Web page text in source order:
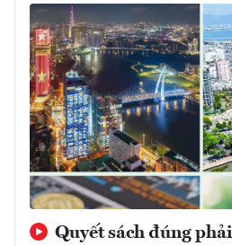
Quyết sách đúng